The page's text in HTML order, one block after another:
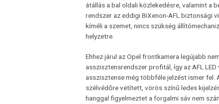
átállás a bal oldali közlekedésre, valamint a
rendszer az eddigi BiXenon-AFL biztonsági
kíméli a szemet, nincs szükség
helyzetre.
Ehhez járul az Opel frontkamera legújabb
asszisztensrendszer profitál, így az AFL
asszisztense még többféle jelzést ismer
szélvédőre vetített, vörös színű ledes
hanggal figyelmeztet a forgalmi sáv nem